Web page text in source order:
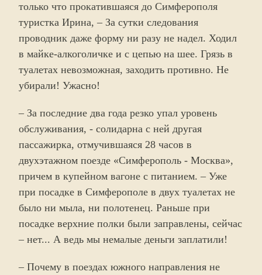
только что прокатившаяся до Симферополя
туристка Ирина, – За сутки следования
проводник даже форму ни разу не надел. Ходил
в майке-алкоголичке и с цепью на шее. Грязь в
туалетах невозможная, заходить противно. Не
убирали! Ужасно!
– За последние два года резко упал уровень
обслуживания, - солидарна с ней другая
пассажирка, отмучившаяся 28 часов в
двухэтажном поезде «Симферополь - Москва»,
причем в купейном вагоне с питанием. – Уже
при посадке в Симферополе в двух туалетах не
было ни мыла, ни полотенец. Раньше при
посадке верхние полки были заправлены, сейчас
– нет... А ведь мы немалые деньги заплатили!
– Почему в поездах южного направления не